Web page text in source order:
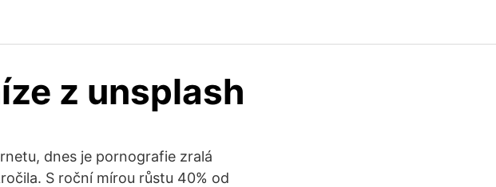
z unsplash
dnes je pornografie zralá
S roční mírou růstu 40% od